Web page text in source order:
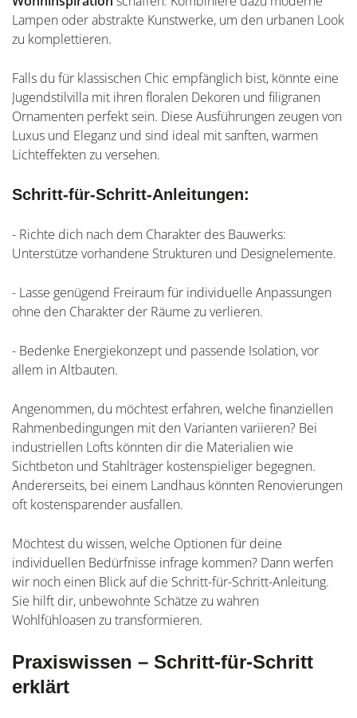
Lampen oder abstrakte Kunstwerke, um den urbanen Look
zu komplettieren.
Falls du für klassischen Chic empfänglich bist, könnte eine
Jugendstilvilla mit ihren floralen Dekoren und filigranen
Ornamenten perfekt sein. Diese Ausführungen zeugen von
Luxus und Eleganz und sind ideal mit sanften, warmen
Lichteffekten zu versehen.
Schritt-für-Schritt-Anleitungen:
- Richte dich nach dem Charakter des Bauwerks:
Unterstütze vorhandene Strukturen und Designelemente.
- Lasse genügend Freiraum für individuelle Anpassungen
ohne den Charakter der Räume zu verlieren.
- Bedenke Energiekonzept und passende Isolation, vor
allem in Altbauten.
Angenommen, du möchtest erfahren, welche finanziellen
Rahmenbedingungen mit den Varianten variieren? Bei
industriellen Lofts könnten dir die Materialien wie
Sichtbeton und Stahlträger kostenspieliger begegnen.
Andererseits, bei einem Landhaus könnten Renovierungen
oft kostensparender ausfallen.
Möchtest du wissen, welche Optionen für deine
individuellen Bedürfnisse infrage kommen? Dann werfen
wir noch einen Blick auf die Schritt-für-Schritt-Anleitung.
Sie hilft dir, unbewohnte Schätze zu wahren
Wohlfühloasen zu transformieren.
Praxiswissen – Schritt-für-Schritt
erklärt